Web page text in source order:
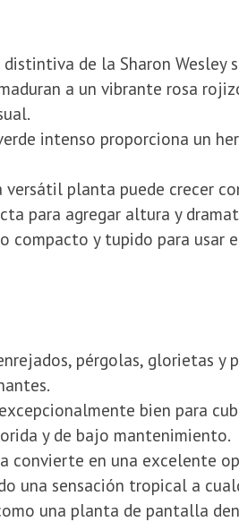
de la Sharon Wesley
a un vibrante rosa
intenso proporciona un
versátil planta puede crecer
para agregar altura y
compacto y tupido para usar
pérgolas, glorietas y
bien para
y de bajo mantenimiento.
convierte en una excelente
una sensación tropical a
una planta de pantalla